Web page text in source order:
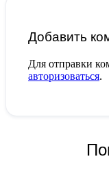
Добавить
Для отправки
авторизоваться.